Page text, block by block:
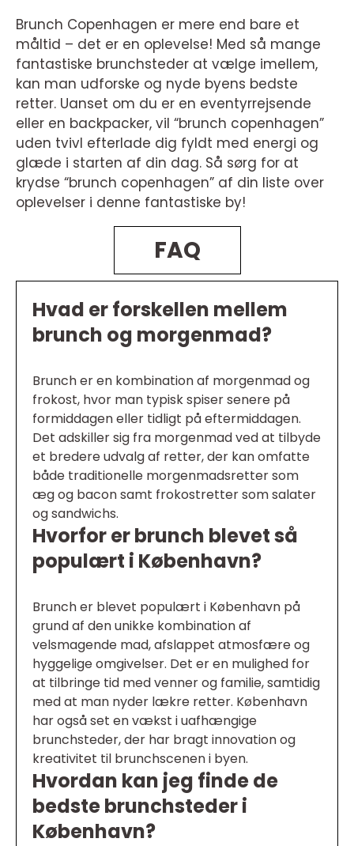
Brunch Copenhagen er mere end bare et
måltid – det er en oplevelse! Med så mange
fantastiske brunchsteder at vælge imellem,
kan man udforske og nyde byens bedste
retter. Uanset om du er en eventyrrejsende
eller en backpacker, vil “brunch copenhagen”
uden tvivl efterlade dig fyldt med energi og
glæde i starten af din dag. Så sørg for at
krydse “brunch copenhagen” af din liste over
oplevelser i denne fantastiske by!
FAQ
Hvad er forskellen mellem
brunch og morgenmad?
Brunch er en kombination af morgenmad og
frokost, hvor man typisk spiser senere på
formiddagen eller tidligt på eftermiddagen.
Det adskiller sig fra morgenmad ved at tilbyde
et bredere udvalg af retter, der kan omfatte
både traditionelle morgenmadsretter som
æg og bacon samt frokostretter som salater
og sandwichs.
Hvorfor er brunch blevet så
populært i København?
Brunch er blevet populært i København på
grund af den unikke kombination af
velsmagende mad, afslappet atmosfære og
hyggelige omgivelser. Det er en mulighed for
at tilbringe tid med venner og familie, samtidig
med at man nyder lækre retter. København
har også set en vækst i uafhængige
brunchsteder, der har bragt innovation og
kreativitet til brunchscenen i byen.
Hvordan kan jeg finde de
bedste brunchsteder i
København?